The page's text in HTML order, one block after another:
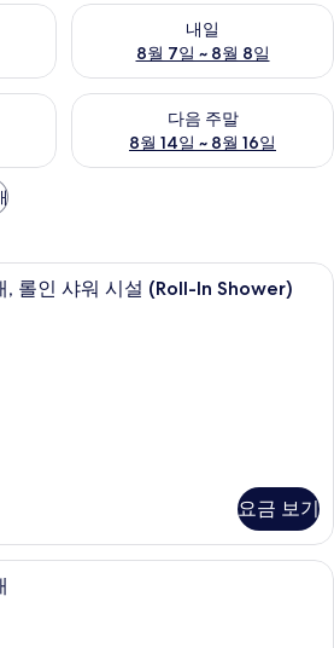
, 8월 6일 ~ 8월 7일
내일
8월 7일 ~ 8월 8일
내일 예약 가능 여부 확인, 8월
인, 8월 7일 ~ 8월 9일
다음 주말
8월 14일 ~ 8월 16일
다음 주말 예약 가능 여부 확인,
저자극성 침구, 오리/거위털 이불, 책
, 롤인 샤워 시설 (Roll-In Shower)
요금 보기
저자극성 침구, 오리/거위털 이불, 책